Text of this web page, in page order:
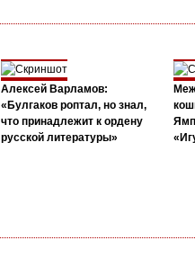
Алексей Варламов:
«Булгаков роптал, но знал,
что принадлежит к ордену
русской литературы»